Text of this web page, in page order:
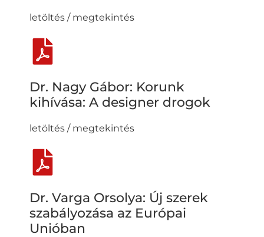
letöltés / megtekintés
Dr. Nagy Gábor: Korunk
kihívása: A designer drogok
letöltés / megtekintés
Dr. Varga Orsolya: Új szerek
szabályozása az Európai
Unióban